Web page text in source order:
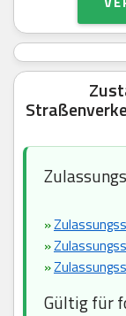
»
»
»
Gültig für